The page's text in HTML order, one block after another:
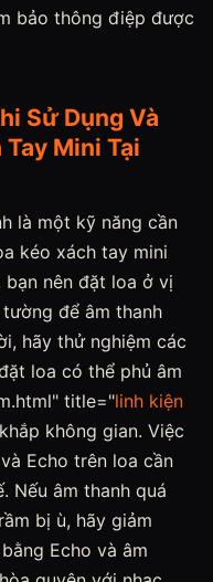
bảo thông điệp được
Sử Dụng Và
Tay Mini Tại
là một kỹ năng cần
kéo xách tay mini
bạn nên đặt loa ở vị
để âm thanh
hãy thử nghiệm các
loa có thể phủ âm
title="linh kiện
không gian. Việc
Echo trên loa cần
Nếu âm thanh quá
bị ù, hãy giảm
Echo và âm